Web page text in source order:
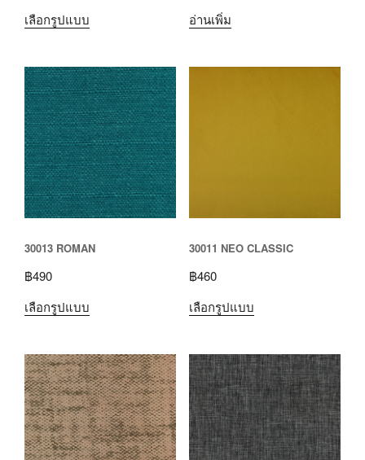
เลือกรูปแบบ
อ่านเพิ่ม
30013 ROMAN
฿490
เลือกรูปแบบ
30011 NEO CLASSIC
฿460
เลือกรูปแบบ